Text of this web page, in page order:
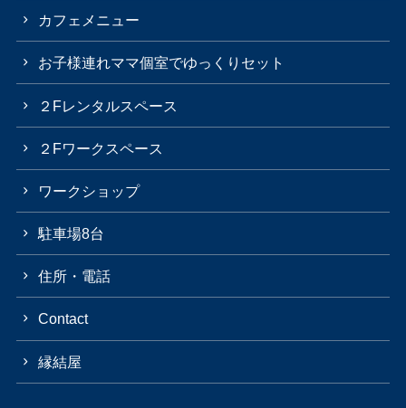
カフェメニュー
お子様連れママ個室でゆっくりセット
２Fレンタルスペース
２Fワークスペース
ワークショップ
駐車場8台
住所・電話
Contact
縁結屋